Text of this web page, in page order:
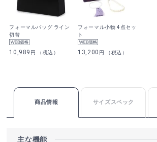
フォーマルバッグ ライン
切替
10,989 円 （税込）
フォーマル小物 4点セッ
ト
13,200 円 （税込）
商品情報 サイズスペック
主な機能